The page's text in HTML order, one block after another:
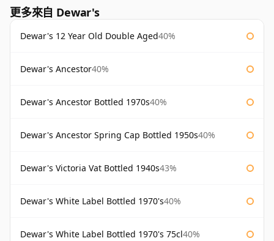
更多來自 Dewar's
Dewar's 12 Year Old Double Aged40%
Dewar's Ancestor40%
Dewar's Ancestor Bottled 1970s40%
Dewar's Ancestor Spring Cap Bottled 1950s40%
Dewar's Victoria Vat Bottled 1940s43%
Dewar's White Label Bottled 1970's40%
Dewar's White Label Bottled 1970's 75cl40%